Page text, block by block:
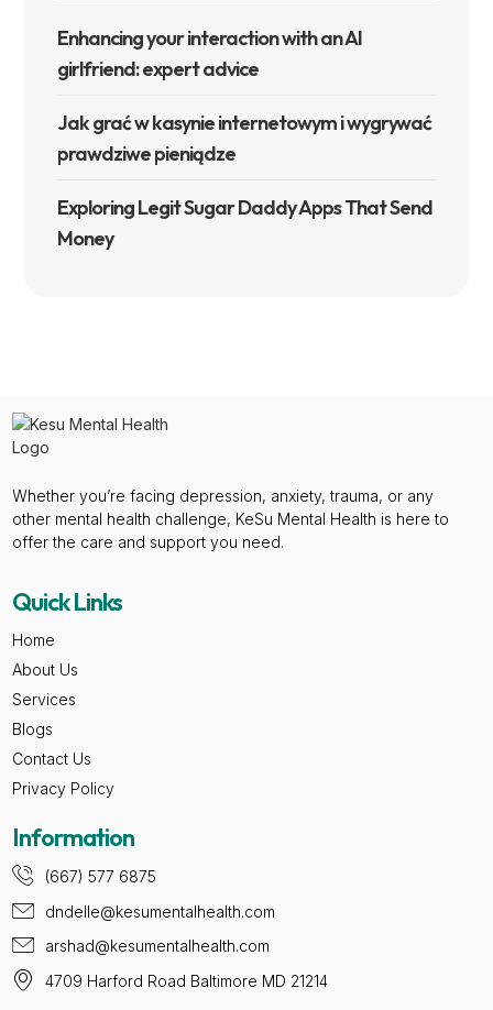
Enhancing your interaction with an AI
girlfriend: expert advice
Jak grać w kasynie internetowym i wygrywać
prawdziwe pieniądze
Exploring Legit Sugar Daddy Apps That Send
Money
Whether you’re facing depression, anxiety, trauma, or any
other mental health challenge, KeSu Mental Health is here to
offer the care and support you need.
Quick Links
Home
About Us
Services
Blogs
Contact Us
Privacy Policy
Information
(667) 577 6875
dndelle@kesumentalhealth.com
arshad@kesumentalhealth.com
4709 Harford Road Baltimore MD 21214